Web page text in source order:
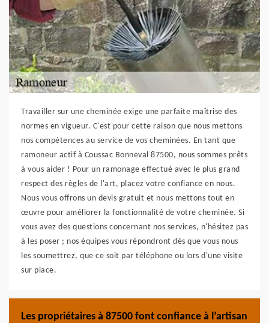
Travailler sur une cheminée exige une parfaite maîtrise des
normes en vigueur. C'est pour cette raison que nous mettons
nos compétences au service de vos cheminées. En tant que
ramoneur actif à Coussac Bonneval 87500, nous sommes prêts
à vous aider ! Pour un ramonage effectué avec le plus grand
respect des règles de l'art, placez votre confiance en nous.
Nous vous offrons un devis gratuit et nous mettons tout en
œuvre pour améliorer la fonctionnalité de votre cheminée. Si
vous avez des questions concernant nos services, n'hésitez pas
à les poser ; nos équipes vous répondront dès que vous nous
les soumettrez, que ce soit par téléphone ou lors d'une visite
sur place.
Les propriétaires à 87500 font confiance à l’artisan